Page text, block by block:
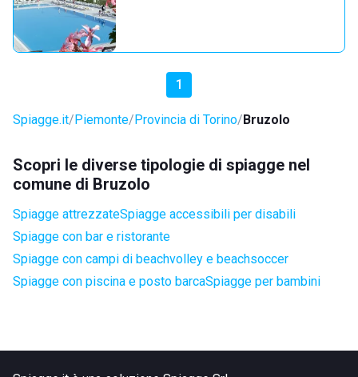
1
Spiagge.it Piemonte Provincia di Torino Bruzolo
Scopri le diverse tipologie di spiagge nel
comune di Bruzolo
Spiagge attrezzateSpiagge accessibili per disabili
Spiagge con bar e ristorante
Spiagge con campi di beachvolley e beachsoccer
Spiagge con piscina e posto barcaSpiagge per bambini